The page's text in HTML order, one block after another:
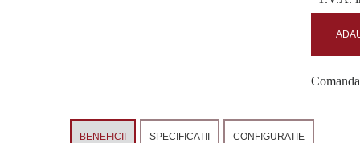
BENEFICII SPECIFICATII CONFIGURATIE